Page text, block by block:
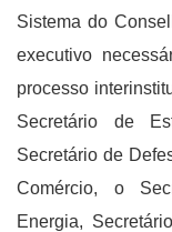
Sistema do
executivo
processo
Secretário de
Secretário de
Comércio, o
Energia,